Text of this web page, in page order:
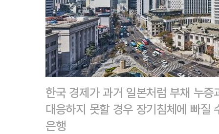
한국 경제가 과거 일본처럼 부채 누
대응하지 못할 경우 장기침체에 빠
은행